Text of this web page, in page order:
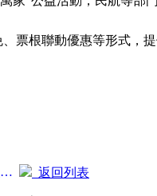
票根聯動優惠等形式，提
前一篇：黃山旅游：擬投資5.3億元用于酒店改造 返回列表